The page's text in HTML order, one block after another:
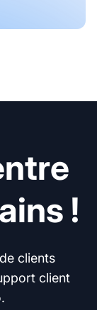
!
clients
client